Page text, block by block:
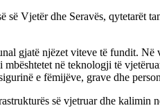
së Vjetër dhe Seravës, qytetarët
gjatë njëzet viteve të fundit. Në
në teknologji të
e fëmijëve, grave dhe
së vjetruar dhe kalimin